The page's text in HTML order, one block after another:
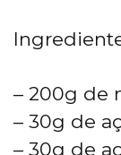
– 200g de
– 30g de
– 30g de